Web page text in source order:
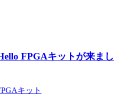
FPGAキットが来まし
キット